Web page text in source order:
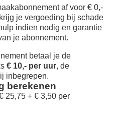
af voor € 0,-
je vergoeding bij schade
indien nodig en garantie
je abonnement.
betaal je de
€ 10,- per uur, de
inbegrepen.
berekenen
25,75 + € 3,50 per